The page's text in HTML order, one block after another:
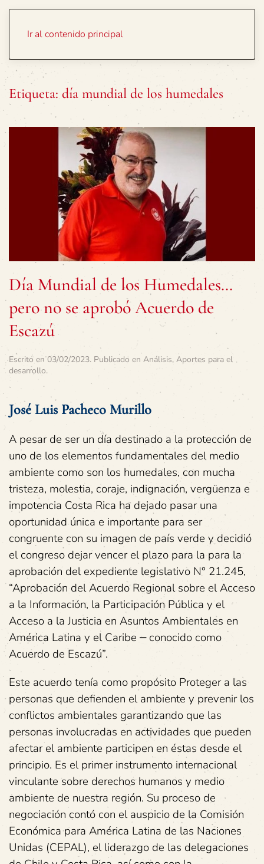
Ir al contenido principal
Etiqueta: día mundial de los humedales
Día Mundial de los Humedales…
pero no se aprobó Acuerdo de
Escazú
Escrito en03/02/2023. Publicado en Análisis, Aportes para el
desarrollo.
José Luis Pacheco Murillo
A pesar de ser un día destinado a la protección de
uno de los elementos fundamentales del medio
ambiente como son los humedales, con mucha
tristeza, molestia, coraje, indignación, vergüenza e
impotencia Costa Rica ha dejado pasar una
oportunidad única e importante para ser
congruente con su imagen de país verde y decidió
el congreso dejar vencer el plazo para la para la
aprobación del expediente legislativo N° 21.245,
“Aprobación del Acuerdo Regional sobre el Acceso
a la Información, la Participación Pública y el
Acceso a la Justicia en Asuntos Ambientales en
América Latina y el Caribe ⎼ conocido como
Acuerdo de Escazú”.
Este acuerdo tenía como propósito Proteger a las
personas que defienden el ambiente y prevenir los
conflictos ambientales garantizando que las
personas involucradas en actividades que pueden
afectar el ambiente participen en éstas desde el
principio. Es el primer instrumento internacional
vinculante sobre derechos humanos y medio
ambiente de nuestra región. Su proceso de
negociación contó con el auspicio de la Comisión
Económica para América Latina de las Naciones
Unidas (CEPAL), el liderazgo de las delegaciones